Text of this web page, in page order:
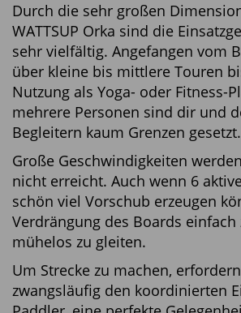
Durch die sehr großen
WATTSUP Orka sind die
sehr vielfältig. Angefangen vom
über kleine bis mittlere Touren
Nutzung als Yoga- oder Fitness-
mehrere Personen sind dir und
Begleitern kaum Grenzen gesetzt.
Große Geschwindigkeiten
nicht erreicht. Auch wenn 6
schön viel Vorschub erzeugen
Verdrängung des Boards einfach
mühelos zu gleiten.
Um Strecke zu machen,
zwangsläufig den koordinierten